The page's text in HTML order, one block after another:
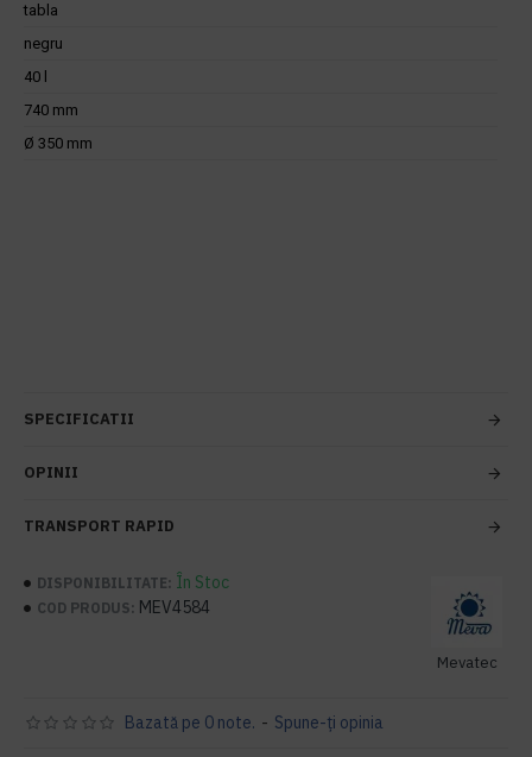
tabla
negru
40 l
740 mm
Ø 350 mm
SPECIFICATII
OPINII
TRANSPORT RAPID
DISPONIBILITATE: În Stoc
COD PRODUS: MEV4584
Mevatec
Bazată pe 0 note. - Spune-ţi opinia